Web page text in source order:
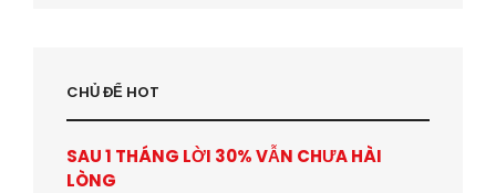
CHỦ ĐỂ HOT
SAU 1 THÁNG LỜI 30% VẪN CHƯA HÀI
LÒNG